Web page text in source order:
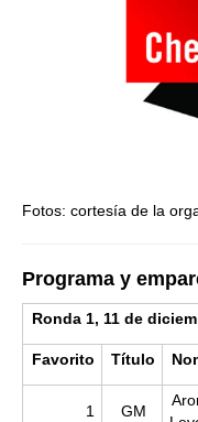
Fotos: cortesía de la
Programa y
Ronda 1, 11 de
Favorito Título
1 GM